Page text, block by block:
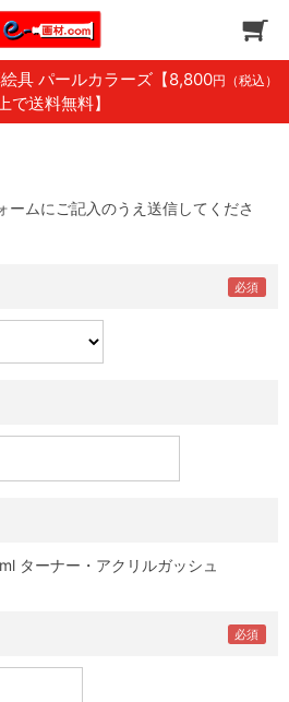
具 パールカラーズ 【8,800円（税込）
で送料無料】
ームにご記入のうえ送信してくださ
ターナー・アクリルガッシュ